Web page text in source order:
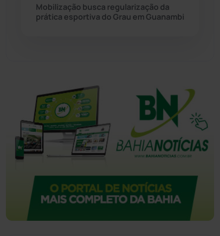
Mobilização busca regularização da
prática esportiva do Grau em Guanambi